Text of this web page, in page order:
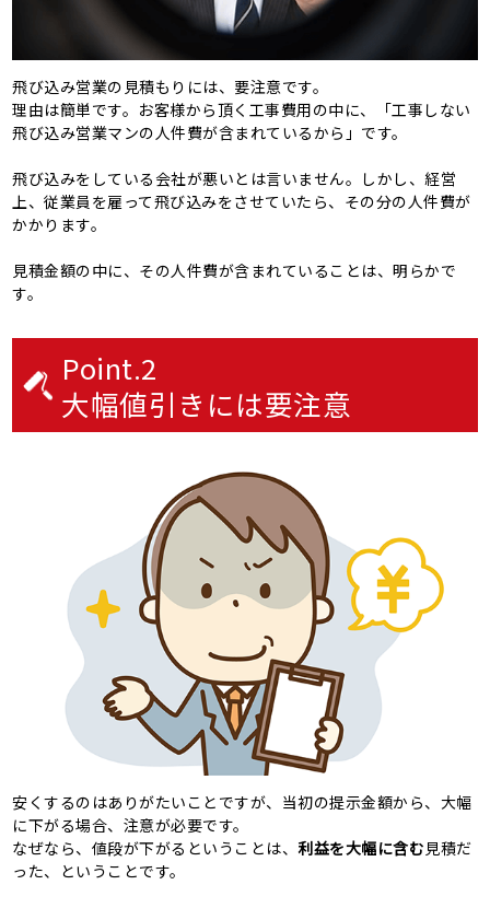
飛び込み営業の見積もりには、要注意です。
理由は簡単です。お客様から頂く工事費用の中に、「工事しない
飛び込み営業マンの人件費が含まれているから」です。
飛び込みをしている会社が悪いとは言いません。しかし、経営
上、従業員を雇って飛び込みをさせていたら、その分の人件費が
かかります。
見積金額の中に、その人件費が含まれていることは、明らかで
す。
Point.2
大幅値引きには要注意
安くするのはありがたいことですが、当初の提示金額から、大幅
に下がる場合、注意が必要です。
なぜなら、値段が下がるということは、利益を大幅に含む見積だ
った、ということです。